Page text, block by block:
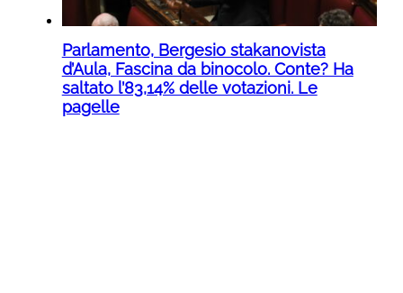
Parlamento, Bergesio stakanovista
d’Aula, Fascina da binocolo. Conte? Ha
saltato l’83,14% delle votazioni. Le
pagelle